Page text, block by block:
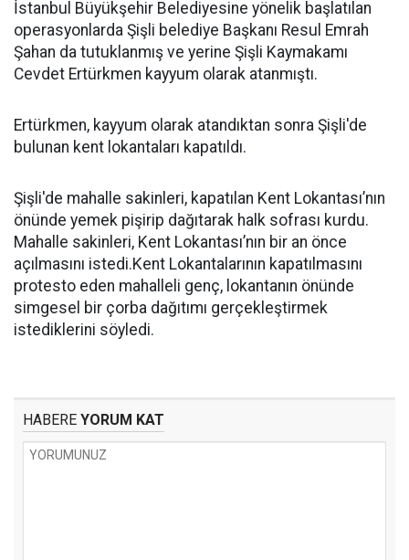
İstanbul Büyükşehir Belediyesine yönelik başlatılan
operasyonlarda Şişli belediye Başkanı Resul Emrah
Şahan da tutuklanmış ve yerine Şişli Kaymakamı
Cevdet Ertürkmen kayyum olarak atanmıştı.
Ertürkmen, kayyum olarak atandıktan sonra Şişli'de
bulunan kent lokantaları kapatıldı.
Şişli'de mahalle sakinleri, kapatılan Kent Lokantası’nın
önünde yemek pişirip dağıtarak halk sofrası kurdu.
Mahalle sakinleri, Kent Lokantası’nın bir an önce
açılmasını istedi.Kent Lokantalarının kapatılmasını
protesto eden mahalleli genç, lokantanın önünde
simgesel bir çorba dağıtımı gerçekleştirmek
istediklerini söyledi.
HABERE YORUM KAT